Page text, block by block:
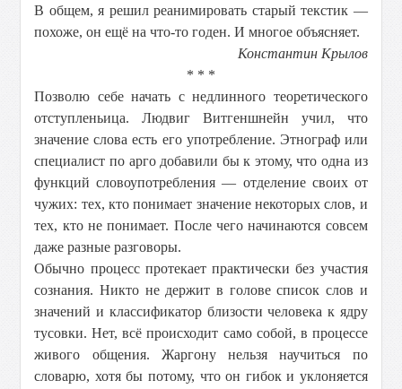
В общем, я решил реанимировать старый текстик —
похоже, он ещё на что-то годен. И многое объясняет.
Константин Крылов
* * *
Позволю себе начать с недлинного теоретического
отступленьица. Людвиг Витгеншнейн учил, что
значение слова есть его употребление. Этнограф или
специалист по арго добавили бы к этому, что одна из
функций словоупотребления — отделение своих от
чужих: тех, кто понимает значение некоторых слов, и
тех, кто не понимает. После чего начинаются совсем
даже разные разговоры.
Обычно процесс протекает практически без участия
сознания. Никто не держит в голове список слов и
значений и классификатор близости человека к ядру
тусовки. Нет, всё происходит само собой, в процессе
живого общения. Жаргону нельзя научиться по
словарю, хотя бы потому, что он гибок и уклоняется